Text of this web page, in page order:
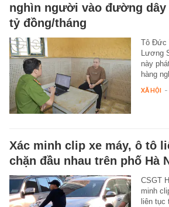
nghìn người vào đường dây
tỷ đồng/tháng
Tô Đức
Lương
này
hàng
XÃ HỘI -
Xác minh clip xe máy, ô tô
chặn đầu nhau trên phố Hà
CSGT
minh
liên tục